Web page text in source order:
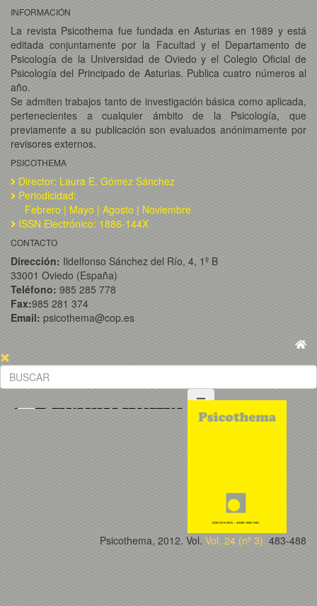
INFORMACIÓN
La revista Psicothema fue fundada en Asturias en 1989 y está
editada conjuntamente por la Facultad y el Departamento de
Psicología de la Universidad de Oviedo y el Colegio Oficial de
Psicología del Principado de Asturias. Publica cuatro números al
año.
Se admiten trabajos tanto de investigación básica como aplicada,
pertenecientes a cualquier ámbito de la Psicología, que
previamente a su publicación son evaluados anónimamente por
revisores externos.
PSICOTHEMA
Director: Laura E. Gómez Sánchez
Periodicidad:
Febrero | Mayo | Agosto | Noviembre
ISSN Electrónico: 1886-144X
CONTACTO
Dirección: Ildelfonso Sánchez del Río, 4, 1º B
33001 Oviedo (España)
Teléfono: 985 285 778
Fax:985 281 374
Email: psicothema@cop.es
Psicothema, 2012. Vol. Vol. 24 (nº 3). 483-488